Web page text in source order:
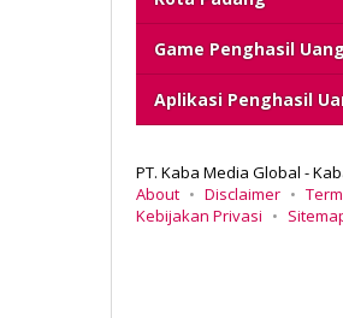
Game Penghasil
Aplikasi Penghasil
PT. Kaba Media Global -
About
Disclaimer
Kebijakan Privasi